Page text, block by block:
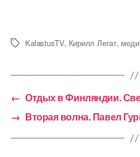
МеткиKalastusTV, Кирилл Легат,
← Отдых в Финляндии.
→ Вторая волна. Павел